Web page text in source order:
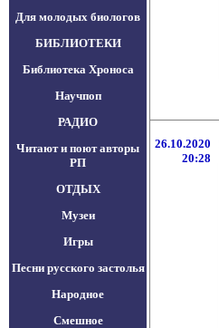
Для молодых биологов
БИБЛИОТЕКИ
Библиотека Хроноса
Научпоп
РАДИО
Читают и поют авторы
РП
ОТДЫХ
Музеи
Игры
Песни русского застолья
Народное
Смешное
26.10.2020
20:28